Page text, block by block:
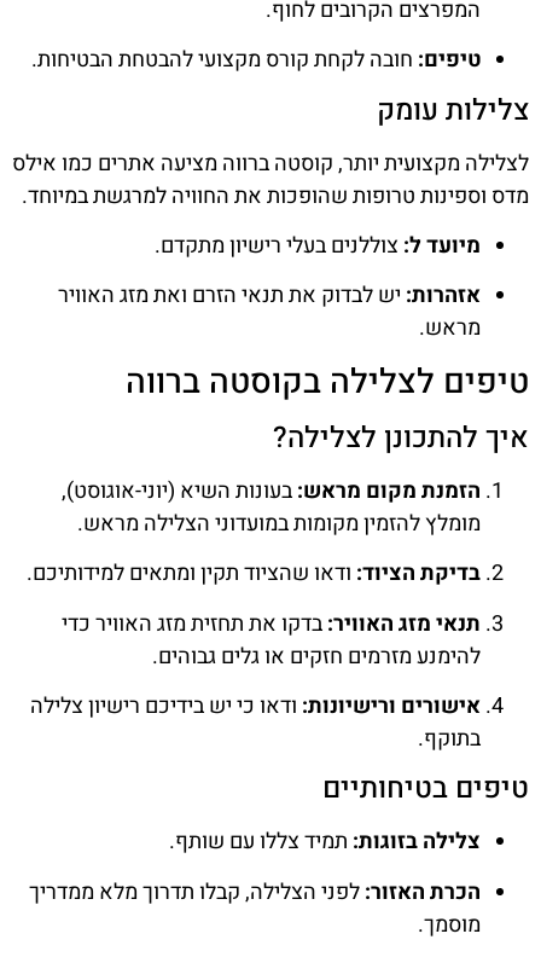
המפרצים הקרובים לחוף.
טיפים: חובה לקחת קורס מקצועי להבטחת הבטיחות.
צלילות עומק
לצלילה מקצועית יותר, קוסטה ברווה מציעה אתרים כמו אילס
מדס וספינות טרופות שהופכות את החוויה למרגשת במיוחד.
מיועד ל: צוללנים בעלי רישיון מתקדם.
אזהרות: יש לבדוק את תנאי הזרם ואת מזג האוויר
מראש.
טיפים לצלילה בקוסטה ברווה
איך להתכונן לצלילה?
הזמנת מקום מראש:בעונות השיא (יוני-אוגוסט),
מומלץ להזמין מקומות במועדוני הצלילה מראש.
בדיקת הציוד: ודאו שהציוד תקין ומתאים למידותיכם.
תנאי מזג האוויר:בדקו את תחזית מזג האוויר כדי
להימנע מזרמים חזקים או גלים גבוהים.
אישורים ורישיונות: ודאו כי יש בידיכם רישיון צלילה
בתוקף.
טיפים בטיחותיים
צלילה בזוגות: תמיד צללו עם שותף.
הכרת האזור:לפני הצלילה, קבלו תדרוך מלא ממדריך
מוסמך.